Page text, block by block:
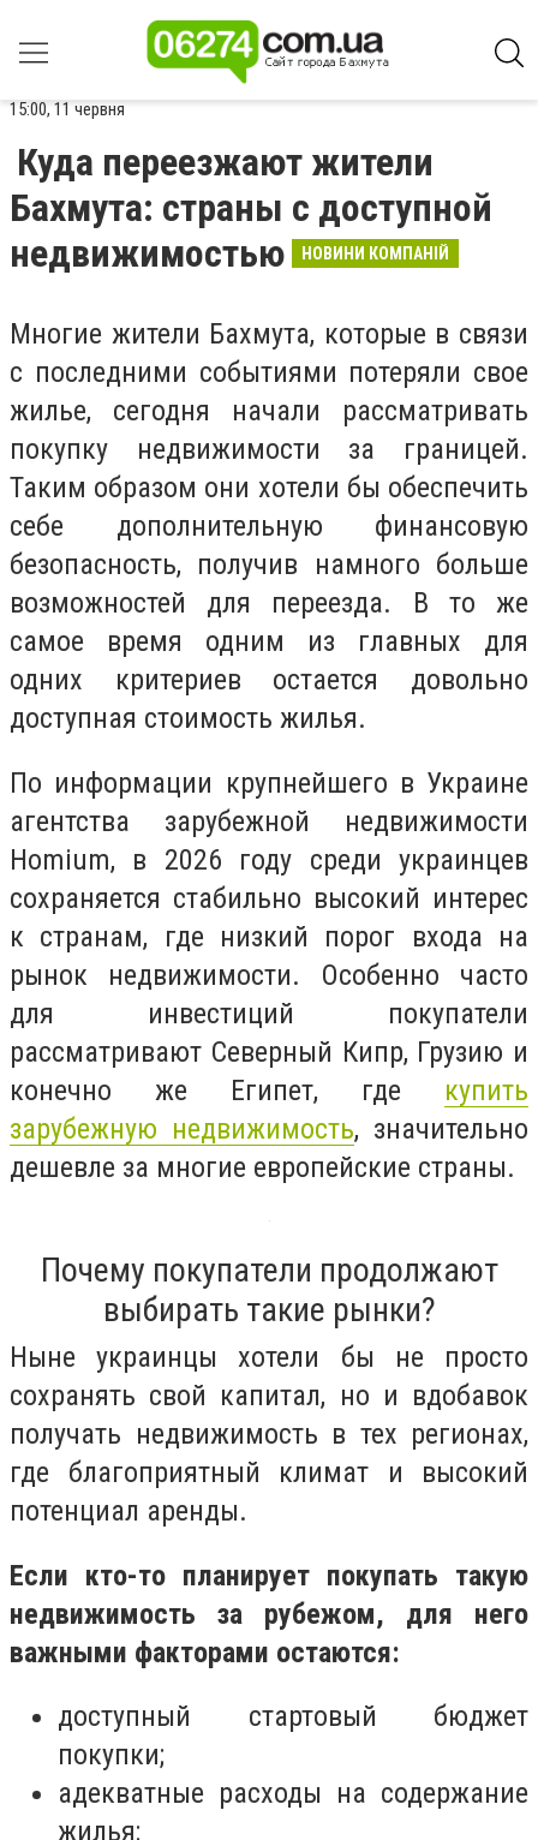
15:00, 11 червня
Куда переезжают жители
Бахмута: страны с доступной
недвижимостью
НОВИНИ КОМПАНІЙ
Многие жители Бахмута, которые в связи
с последними событиями потеряли свое
жилье, сегодня начали рассматривать
покупку недвижимости за границей.
Таким образом они хотели бы обеспечить
себе дополнительную финансовую
безопасность, получив намного больше
возможностей для переезда. В то же
самое время одним из главных для
одних критериев остается довольно
доступная стоимость жилья.
По информации крупнейшего в Украине
агентства зарубежной недвижимости
Homium, в 2026 году среди украинцев
сохраняется стабильно высокий интерес
к странам, где низкий порог входа на
рынок недвижимости. Особенно часто
для инвестиций покупатели
рассматривают Северный Кипр, Грузию и
конечно же Египет, где купить
зарубежную недвижимость, значительно
дешевле за многие европейские страны.
Почему покупатели продолжают
выбирать такие рынки?
Ныне украинцы хотели бы не просто
сохранять свой капитал, но и вдобавок
получать недвижимость в тех регионах,
где благоприятный климат и высокий
потенциал аренды.
Если кто-то планирует покупать такую
недвижимость за рубежом, для него
важными факторами остаются:
доступный стартовый бюджет
покупки;
адекватные расходы на содержание
жилья;